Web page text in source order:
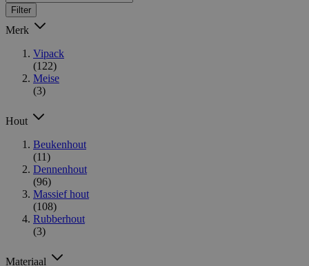
Filter
Merk
Vipack
(122)
Meise
(3)
Hout
Beukenhout
(11)
Dennenhout
(96)
Massief hout
(108)
Rubberhout
(3)
Materiaal